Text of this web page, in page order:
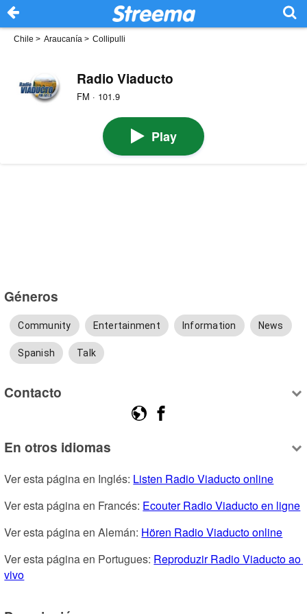
Chile > Araucanía > Collipulli
Radio Viaducto
FM · 101.9
Play
Géneros
Community Entertainment Information News
Spanish Talk
Contacto
En otros idiomas
Ver esta página en Inglés: Listen Radio Viaducto online
Ver esta página en Francés: Ecouter Radio Viaducto en ligne
Ver esta página en Alemán: Hören Radio Viaducto online
Ver esta página en Portugues: Reproduzir Radio Viaducto ao
vivo